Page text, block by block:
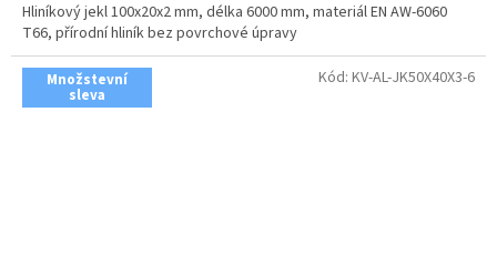
Hliníkový jekl 100x20x2 mm, délka 6000 mm, materiál EN AW-6060
T66, přírodní hliník bez povrchové úpravy
Množstevní
sleva
Kód: KV-AL-JK50X40X3-6